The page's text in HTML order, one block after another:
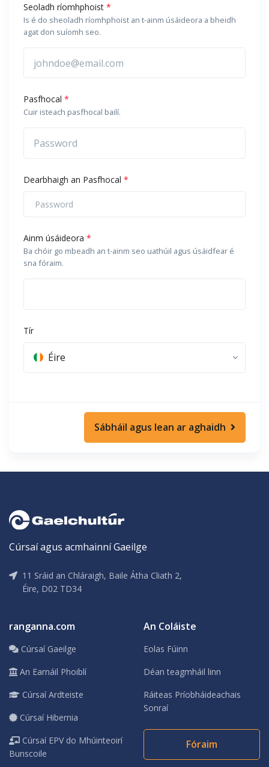
Seoladh ríomhphoist *
Is é do sheoladh ríomhphoist an t-ainm úsáideora a bheidh
agat don suíomh seo.
Pasfhocal *
Cuir isteach pasfhocal bailí.
Dearbhaigh an Pasfhocal *
Ainm úsáideora *
Ba chóir go mbeadh an t-ainm seo uathúil agus úsáidfear é
sna fóraim.
Tír
Éire
Sábháil agus lean ar aghaidh
Cúrsaí agus acmhainní Gaeilge
11 Sráid an Chláraigh, Baile Átha Cliath 2,
Éire, D02 TD34
ranganna.com
Cúrsaí Gaeilge
An Earnáil Phoiblí
Cúrsaí Ardteiste
Cúrsaí Hibernia
Cúrsaí EPV do Mhúinteoirí
Bunscoile
An Coláiste
Eolas Fúinn
Déan teagmháil linn
Ráiteas Príobháideachais
Sonraí
Fóraim